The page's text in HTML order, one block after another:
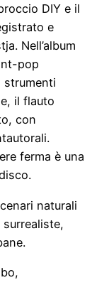
DIY e il
e
Nell’album
pop
strumenti
il flauto
con
ferma è una
naturali